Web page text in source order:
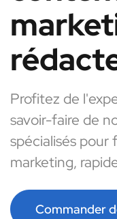
Profitez de
savoir-faire de
spécialisés pour
marketing,
Commander